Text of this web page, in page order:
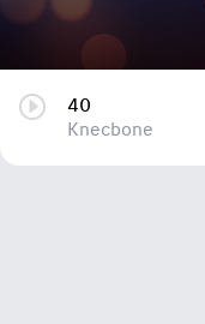
40
Knecbone